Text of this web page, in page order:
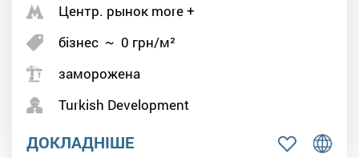
Центр. рынок more +
бізнес ~ 0 грн/м²
заморожена
Turkish Development
ДОКЛАДНІШЕ